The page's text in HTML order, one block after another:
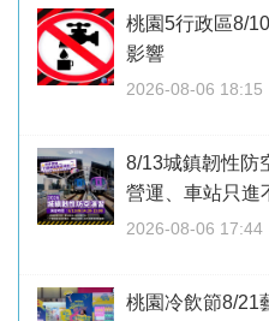
桃園5行政區8/
影響
2026-08-06 18:15
8/13城鎮韌性
營運、車站只進
2026-08-06 17:44
桃園冷飲節8/21